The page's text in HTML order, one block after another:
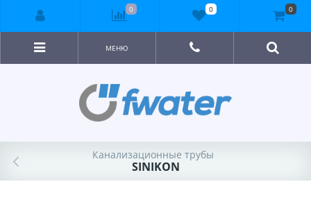
МЕНЮ
Канализационные трубы
SINIKON
0 0 0